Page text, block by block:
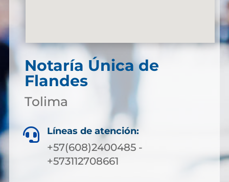
Notaría Única de
Flandes
Tolima
 Líneas de atención:
+57(608)2400485 -
+573112708661